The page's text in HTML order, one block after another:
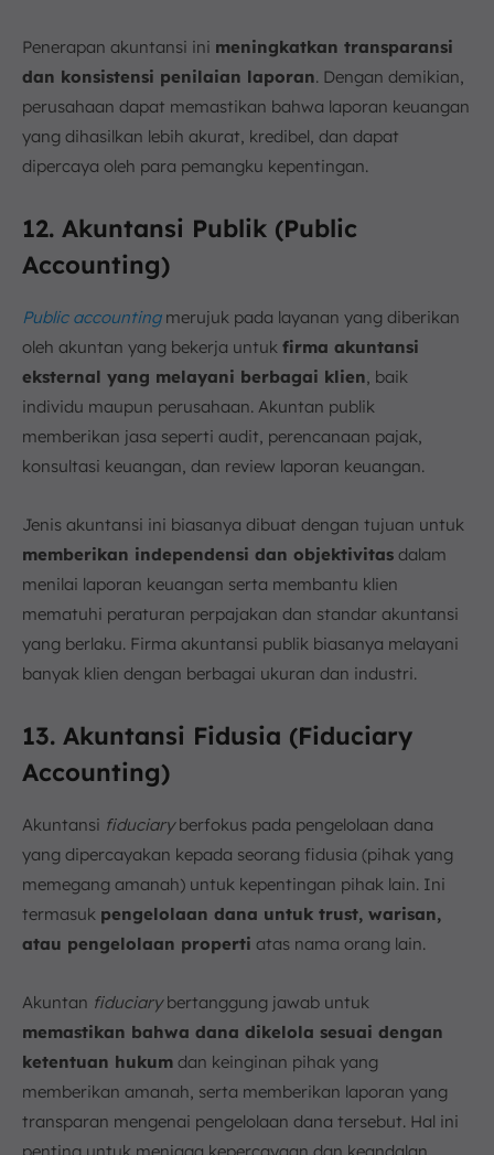
Penerapan akuntansi ini meningkatkan transparansi
dan konsistensi penilaian laporan. Dengan demikian,
perusahaan dapat memastikan bahwa laporan keuangan
yang dihasilkan lebih akurat, kredibel, dan dapat
dipercaya oleh para pemangku kepentingan.
12. Akuntansi Publik (Public
Accounting)
Public accountingmerujuk pada layanan yang diberikan
oleh akuntan yang bekerja untuk firma akuntansi
eksternal yang melayani berbagai klien , baik
individu maupun perusahaan. Akuntan publik
memberikan jasa seperti audit, perencanaan pajak,
konsultasi keuangan, dan review laporan keuangan.
Jenis akuntansi ini biasanya dibuat dengan tujuan untuk
memberikan independensi dan objektivitas dalam
menilai laporan keuangan serta membantu klien
mematuhi peraturan perpajakan dan standar akuntansi
yang berlaku. Firma akuntansi publik biasanya melayani
banyak klien dengan berbagai ukuran dan industri.
13. Akuntansi Fidusia (Fiduciary
Accounting)
Akuntansi fiduciaryberfokus pada pengelolaan dana
yang dipercayakan kepada seorang fidusia (pihak yang
memegang amanah) untuk kepentingan pihak lain. Ini
termasuk pengelolaan dana untuk trust, warisan,
atau pengelolaan properti atas nama orang lain.
Akuntan fiduciarybertanggung jawab untuk
memastikan bahwa dana dikelola sesuai dengan
ketentuan hukum dan keinginan pihak yang
memberikan amanah, serta memberikan laporan yang
transparan mengenai pengelolaan dana tersebut. Hal ini
penting untuk menjaga kepercayaan dan keandalan